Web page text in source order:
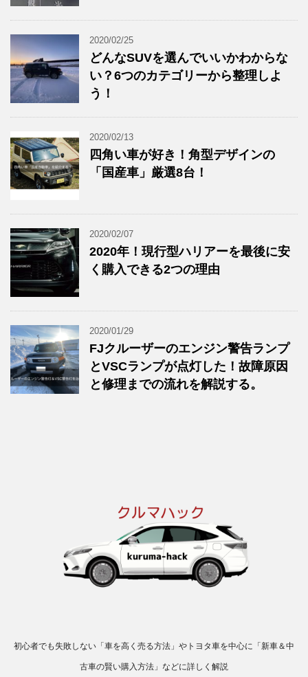
2020/02/25
どんなSUVを選んでいいかわからな
い？6つのカテゴリーから整理しよ
う！
2020/02/13
四角い車が好き！角型デザインの
「国産車」厳選8台！
2020/02/07
2020年！現行型ハリアーを最後に安
く購入できる2つの理由
2020/01/29
FJクルーザーのエンジン警告ランプ
とVSCランプが点灯した！故障原因
と修理までの流れを解説する。
初心者でも失敗しない「車を高く売る方法」やトヨタ車を中心に「新車＆中
古車の賢い購入方法」などに詳しく解説